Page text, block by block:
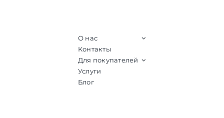
О нас
Контакты
Для покупателей
Услуги
Блог